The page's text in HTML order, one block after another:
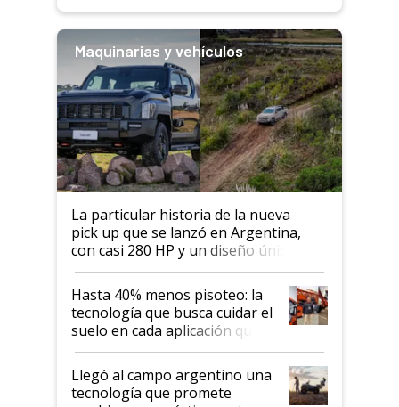
Maquinarias y vehículos
La particular historia de la nueva
pick up que se lanzó en Argentina,
con casi 280 HP y un diseño único: a
cuánto se vende
Hasta 40% menos pisoteo: la
tecnología que busca cuidar el
suelo en cada aplicación que
llevó Jacto al Congreso
Aapresid 2026
Llegó al campo argentino una
tecnología que promete